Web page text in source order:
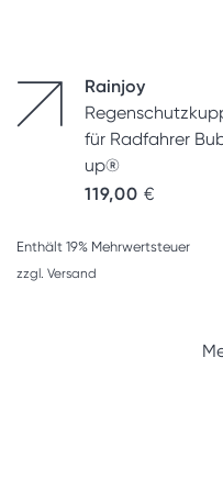
Rainjoy
für Radfahrer
up®
119,00 €
Enthält 19% Mehrwertsteuer
zzgl. Versand